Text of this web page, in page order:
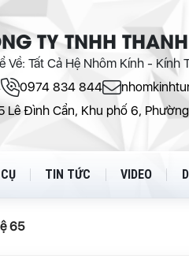
TY TNHH
Về: Tất Cả Hệ Nhôm Kính - Kính
0974 834 844
Lê Đình Cẩn, Khu phố 6, Phường
TIN TỨC VIDEO
65